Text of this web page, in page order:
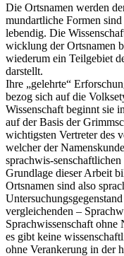
Die Ortsnamen werden
mundartliche Formen
lebendig. Die
wicklung der Ortsnamen
wiederum ein Teilgebiet
darstellt.
Ihre „gelehrte“
bezog sich auf die
Wissenschaft beginnt sie
auf der Basis der
wichtigsten Vertreter des
welcher der
sprachwis-
Grundlage dieser Arbeit
Ortsnamen sind also
vergleichenden –
Sprachwissenschaft ohne
es gibt keine
ohne Verankerung in der